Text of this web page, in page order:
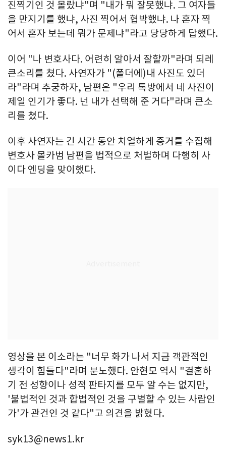
진찍기인 것 몰랐냐"며 "내가 뭐 잘못했냐. 그 여자들
을 만지기를 했냐, 사진 찍어서 협박했냐. 나 혼자 찍
어서 혼자 보는데 뭐가 문제냐"라고 당당하게 답했다.
이어 "나 변호사다. 어련히 알아서 잘할까"라며 되레
큰소리를 쳤다. 사연자가 "(폴더에)내 사진도 있더
라"라며 추궁하자, 남편은 "우리 톡방에서 네 사진이
제일 인기가 좋다. 넌 내가 선택해 준 거다"라며 큰소
리를 쳤다.
이후 사연자는 긴 시간 동안 치열하게 증거를 수집해
변호사 몰카범 남편을 법적으로 처벌하며 다행히 사
이다 엔딩을 맞이했다.
영상을 본 이소라는 "너무 화가 나서 지금 객관적인
생각이 힘들다"라며 분노했다. 안현모 역시 "결혼하
기 전 성향이나 성적 판타지를 모두 알 수는 없지만,
'불법적인 것과 합법적인 것을 구별할 수 있는 사람인
가'가 관건인 것 같다"고 의견을 밝혔다.
syk13@news1.kr